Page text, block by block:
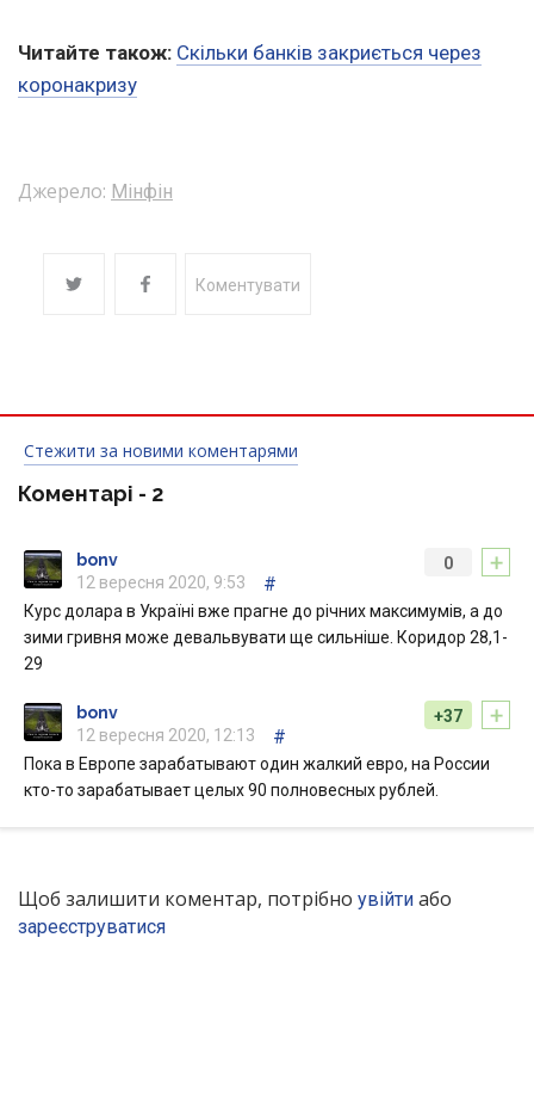
Читайте також: Скільки банків закриється через
коронакризу
Джерело: Мінфін
Коментувати
Стежити за новими коментарями
Коментарі - 2
+
0
bonv
12 вересня 2020, 9:53
#
Курс долара в Україні вже прагне до річних максимумів, а до
зими гривня може девальвувати ще сильніше. Коридор 28,1-
29
+
+37
bonv
12 вересня 2020, 12:13
#
Пока в Европе зарабатывают один жалкий евро, на России
кто-то зарабатывает целых 90 полновесных рублей.
Щоб залишити коментар, потрібно увійти або
зареєструватися